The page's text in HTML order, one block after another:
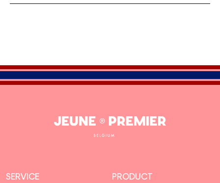
Jeune
SERVICE PRODUCT